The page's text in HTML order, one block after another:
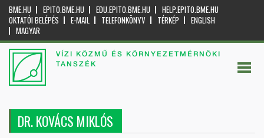
BME.HU EPITO.BME.HU EDU.EPITO.BME.HU
HELP.EPITO.BME.HU
OKTATÓI BELÉPÉS
E-MAIL TELEFONKÖNYV TÉRKÉP
ENGLISH
MAGYAR
VÍZI KÖZMŰ ÉS KÖRNYEZETMÉRNÖKI
TANSZÉK
DR. KOVÁCS MIKLÓS